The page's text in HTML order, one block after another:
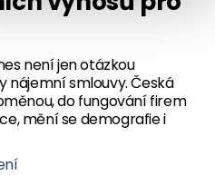
není jen otázkou
nájemní smlouvy. Česká
do fungování firem
mění se demografie i